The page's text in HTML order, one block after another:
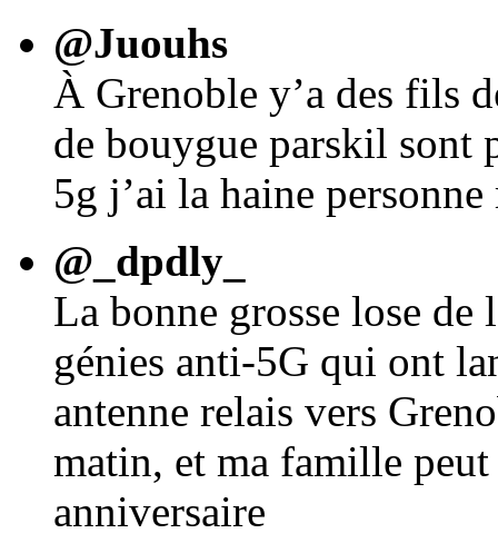
@Juouhs
À Grenoble y’a des fils
de bouygue parskil sont
5g j’ai la haine
@_dpdly_
La bonne grosse lose de
génies anti-5G qui ont
antenne relais vers
matin, et ma famille
anniversaire